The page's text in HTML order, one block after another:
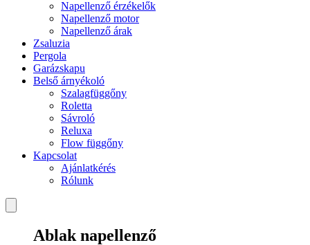
Napellenző érzékelők
Napellenző motor
Napellenző árak
Zsaluzia
Pergola
Garázskapu
Belső árnyékoló
Szalagfüggőny
Roletta
Sávroló
Reluxa
Flow függőny
Kapcsolat
Ajánlatkérés
Rólunk
Ablak napellenző